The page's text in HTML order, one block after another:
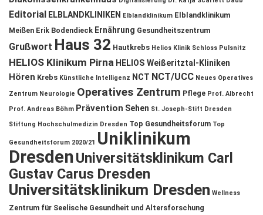
Editorial ELBLANDKLINIKEN Elblandklinikum Elblandklinikum
Meißen Erik Bodendieck Ernährung Gesundheitszentrum
Grußwort Haus 32 Hautkrebs Helios Klinik Schloss Pulsnitz
HELIOS Klinikum Pirna HELIOS Weißeritztal-Kliniken
Hören Krebs Künstliche Intelligenz NCT NCT/UCC Neues Operatives
Zentrum Neurologie Operatives Zentrum Pflege Prof. Albrecht
Prof. Andreas Böhm Prävention Sehen St. Joseph-Stift Dresden
Stiftung Hochschulmedizin Dresden Top Gesundheitsforum Top
Gesundheitsforum 2020/21 Uniklinikum
DresdenUniversitätsklinikum Carl
Gustav Carus Dresden
Universitätsklinikum Dresden Wellness
Zentrum für Seelische Gesundheit und Altersforschung